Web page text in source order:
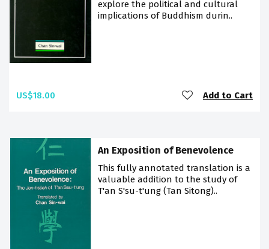
explore the political and cultural
implications of Buddhism durin..
US$18.00 Add to Cart
An Exposition of Benevolence
This fully annotated translation is a
valuable addition to the study of
T'an S'su-t'ung (Tan Sitong)..